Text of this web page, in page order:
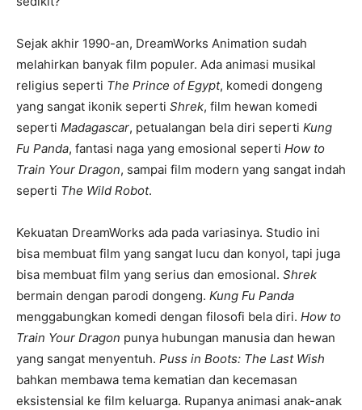
Sejak akhir 1990-an, DreamWorks Animation sudah
melahirkan banyak film populer. Ada animasi musikal
religius seperti The Prince of Egypt, komedi dongeng
yang sangat ikonik seperti Shrek, film hewan komedi
seperti Madagascar, petualangan bela diri seperti Kung
Fu Panda, fantasi naga yang emosional seperti How to
Train Your Dragon, sampai film modern yang sangat indah
seperti The Wild Robot.
Kekuatan DreamWorks ada pada variasinya. Studio ini
bisa membuat film yang sangat lucu dan konyol, tapi juga
bisa membuat film yang serius dan emosional. Shrek
bermain dengan parodi dongeng. Kung Fu Panda
menggabungkan komedi dengan filosofi bela diri. How to
Train Your Dragon punya hubungan manusia dan hewan
yang sangat menyentuh. Puss in Boots: The Last Wish
bahkan membawa tema kematian dan kecemasan
eksistensial ke film keluarga. Rupanya animasi anak-anak